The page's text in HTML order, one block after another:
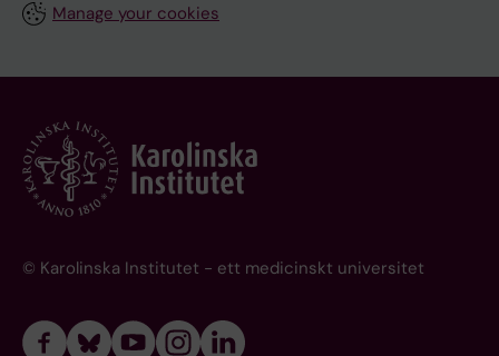
Manage your cookies
© Karolinska Institutet - ett medicinskt universitet